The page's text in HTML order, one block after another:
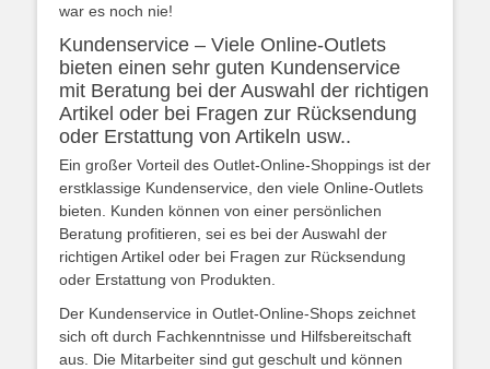
war es noch nie!
Kundenservice – Viele Online-Outlets
bieten einen sehr guten Kundenservice
mit Beratung bei der Auswahl der richtigen
Artikel oder bei Fragen zur Rücksendung
oder Erstattung von Artikeln usw..
Ein großer Vorteil des Outlet-Online-Shoppings ist der
erstklassige Kundenservice, den viele Online-Outlets
bieten. Kunden können von einer persönlichen
Beratung profitieren, sei es bei der Auswahl der
richtigen Artikel oder bei Fragen zur Rücksendung
oder Erstattung von Produkten.
Der Kundenservice in Outlet-Online-Shops zeichnet
sich oft durch Fachkenntnisse und Hilfsbereitschaft
aus. Die Mitarbeiter sind gut geschult und können